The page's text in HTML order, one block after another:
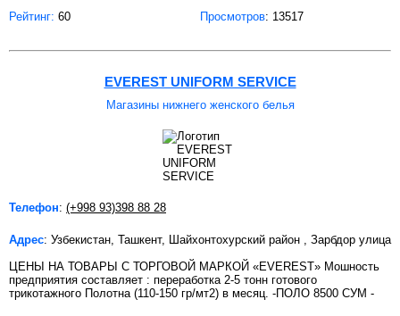
Рейтинг: 60 Просмотров: 13517
EVEREST UNIFORM SERVICE
Магазины нижнего женского белья
Телефон: (+998 93)398 88 28
Адрес: Узбекистан, Ташкент, Шайхонтохурский район , Зарбдор улица
ЦЕНЫ НА ТОВАРЫ С ТОРГОВОЙ МАРКОЙ «EVEREST» Мошность
предприятия составляет : переработка 2-5 тонн готового
трикотажного Полотна (110-150 гр/мт2) в месяц. -ПОЛО 8500 СУМ -